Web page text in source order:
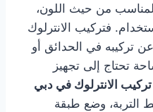
من حيث اللون،
فتركيب الانترلوك
تركيبه في الحدائق أو
تحتاج إلى تجهيز
تركيب الانترلوك في دبي
التربة، وضع طبقة